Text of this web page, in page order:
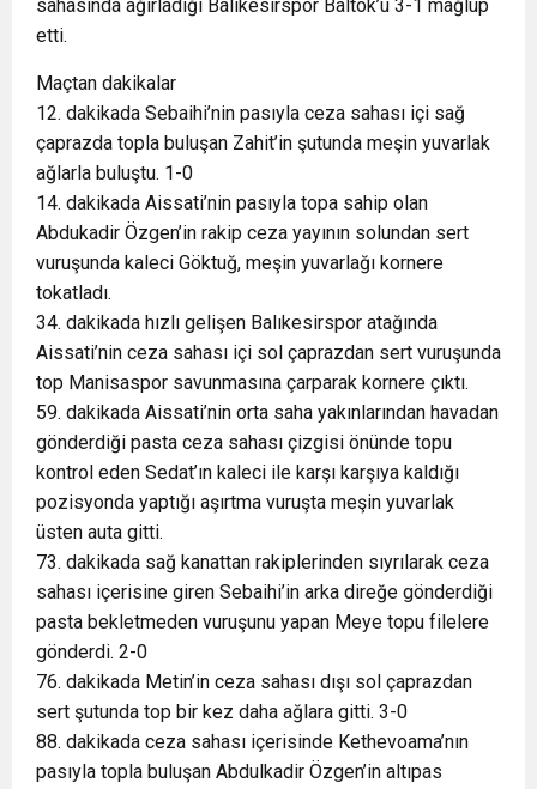
sahasında ağırladığı Balıkesirspor Baltok’u 3-1 mağlup
etti.
Maçtan dakikalar
12. dakikada Sebaihi’nin pasıyla ceza sahası içi sağ
çaprazda topla buluşan Zahit’in şutunda meşin yuvarlak
ağlarla buluştu. 1-0
14. dakikada Aissati’nin pasıyla topa sahip olan
Abdukadir Özgen’in rakip ceza yayının solundan sert
vuruşunda kaleci Göktuğ, meşin yuvarlağı kornere
tokatladı.
34. dakikada hızlı gelişen Balıkesirspor atağında
Aissati’nin ceza sahası içi sol çaprazdan sert vuruşunda
top Manisaspor savunmasına çarparak kornere çıktı.
59. dakikada Aissati’nin orta saha yakınlarından havadan
gönderdiği pasta ceza sahası çizgisi önünde topu
kontrol eden Sedat’ın kaleci ile karşı karşıya kaldığı
pozisyonda yaptığı aşırtma vuruşta meşin yuvarlak
üsten auta gitti.
73. dakikada sağ kanattan rakiplerinden sıyrılarak ceza
sahası içerisine giren Sebaihi’in arka direğe gönderdiği
pasta bekletmeden vuruşunu yapan Meye topu filelere
gönderdi. 2-0
76. dakikada Metin’in ceza sahası dışı sol çaprazdan
sert şutunda top bir kez daha ağlara gitti. 3-0
88. dakikada ceza sahası içerisinde Kethevoama’nın
pasıyla topla buluşan Abdulkadir Özgen’in altıpas